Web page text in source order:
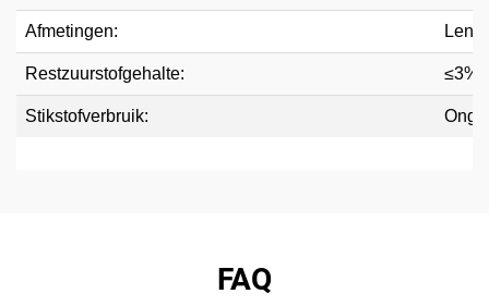
Afmetingen:
Restzuurstofgehalte: ≤3%
Stikstofverbruik:
FAQ